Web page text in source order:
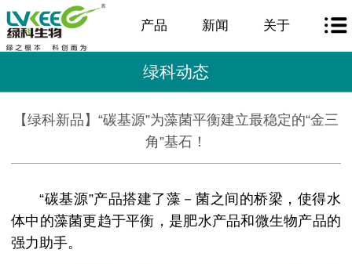
产品 新闻 关于
绿科动态
【绿科新品】“碳基源”为藻菌平衡建立最稳定的“金三
角”基石！
“碳基源”产品搭建了藻－菌之间的桥梁，使得水
体中的藻菌更趋于平衡，是肥水产品和微生物产品的
强力助手。